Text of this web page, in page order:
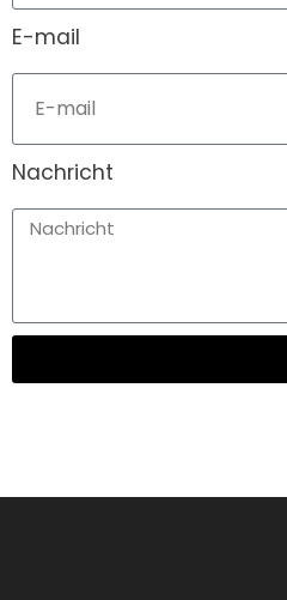
E-mail
Nachricht